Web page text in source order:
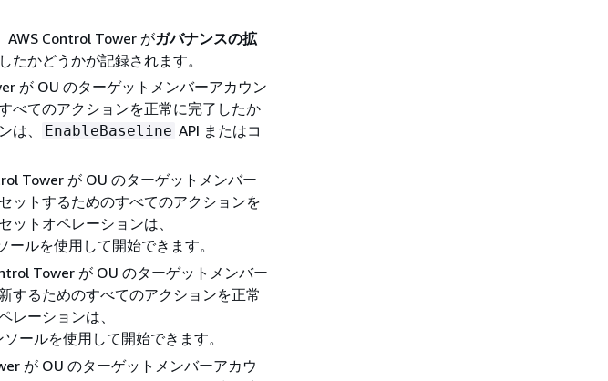
AWS Control Tower がガバナンスの拡
かどうかが記録されます。
が OU のターゲットメンバーアカウン
べてのアクションを正常に完了したか
は、
EnableBaseline API またはコ
Tower が OU のターゲットメンバー
ットするためのすべてのアクションを
ットオペレーションは、
ールを使用して開始できます。
Tower が OU のターゲットメンバー
するためのすべてのアクションを正常
レーションは、
ールを使用して開始できます。
が OU のターゲットメンバーアカウ